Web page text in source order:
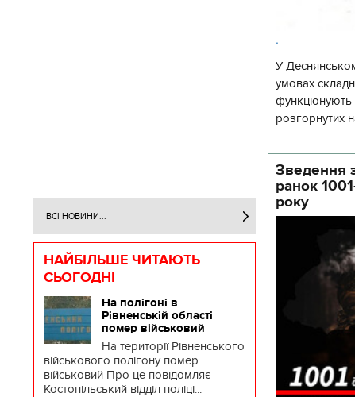
ВСІ НОВИНИ...
НАЙБІЛЬШЕ ЧИТАЮТЬ
СЬОГОДНІ
На полігоні в
Рівненській області
помер військовий
На території Рівненського
військового полігону помер
військовий Про це повідомляє
Костопільський відділ поліці...
.
У
умовах
функціонують
розгорнутих
Зведення
ранок
року